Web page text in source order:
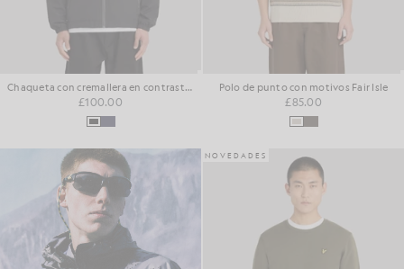
Chaqueta con cremallera en contraste y resistente al agua
£100.00
Polo de punto con motivos Fair Isle
£85.00
NOVEDADES